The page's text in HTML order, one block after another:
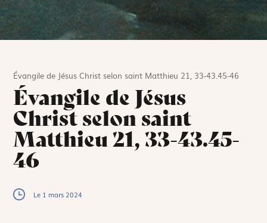
Évangile de Jésus Christ selon saint Matthieu 21, 33-43.45-46
Évangile de Jésus
Christ selon saint
Matthieu 21, 33-43.45-
46
Le 1 mars 2024